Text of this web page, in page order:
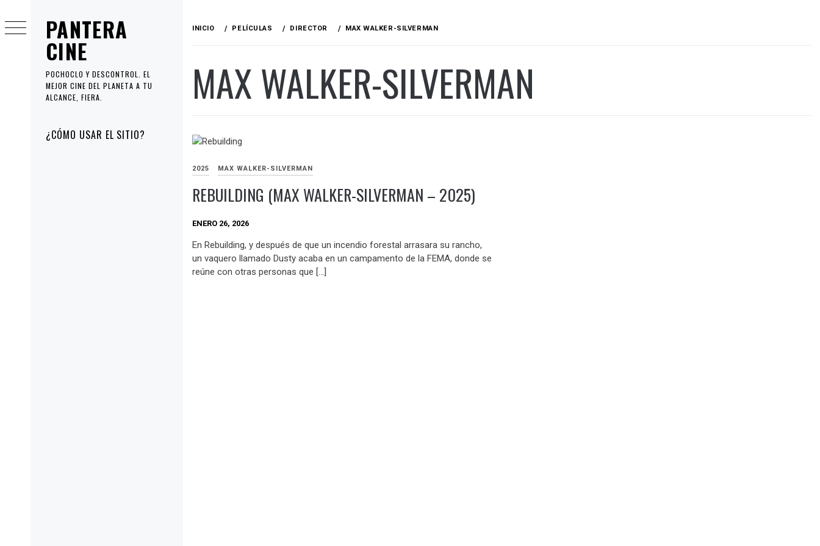
PANTERA
CINE
POCHOCLO Y DESCONTROL. EL
MEJOR CINE DEL PLANETA A TU
ALCANCE, FIERA.
principal
¿CÓMO USAR EL SITIO?
al
contenido
INICIO PELÍCULAS DIRECTOR MAX WALKER-SILVERMAN
MAX WALKER-SILVERMAN
2025 MAX WALKER-SILVERMAN
REBUILDING (MAX WALKER-SILVERMAN – 2025)
ENERO 26, 2026
En Rebuilding, y después de que un incendio forestal arrasara su rancho,
un vaquero llamado Dusty acaba en un campamento de la FEMA, donde se
reúne con otras personas que […]